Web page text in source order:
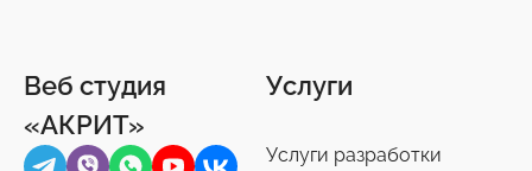
Веб студия
«АКРИТ»
Услуги
Услуги разработки